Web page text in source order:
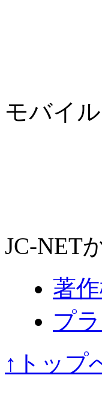
モバイル
JC-NET
著
プ
↑トップ